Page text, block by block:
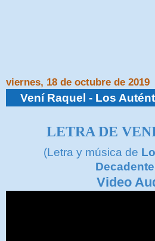
viernes, 18 de octubre de 2019
Vení Raquel - Los
LETRA DE
(Letra y música de
Video